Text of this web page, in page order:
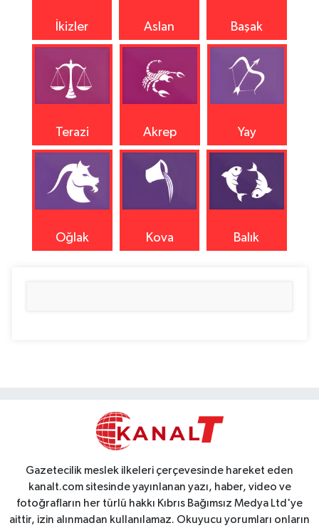
İkizler Aslan Başak
Terazi Akrep Yay
Oğlak Kova Balık
Gazetecilik meslek ilkeleri çerçevesinde hareket eden
kanalt.com sitesinde yayınlanan yazı, haber, video ve
fotoğrafların her türlü hakkı Kıbrıs Bağımsız Medya Ltd'ye
aittir, izin alınmadan kullanılamaz. Okuyucu yorumları onların